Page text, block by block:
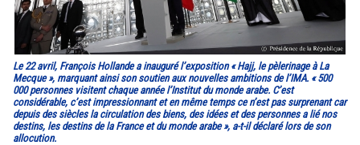
Le 22 avril, François Hollande a inauguré l’exposition « Hajj, le pèlerinage à La
Mecque », marquant ainsi son soutien aux nouvelles ambitions de l’IMA. « 500
000 personnes visitent chaque année l’Institut du monde arabe. C’est
considérable, c’est impressionnant et en même temps ce n’est pas surprenant car
depuis des siècles la circulation des biens, des idées et des personnes a lié nos
destins, les destins de la France et du monde arabe », a-t-il déclaré lors de son
allocution.